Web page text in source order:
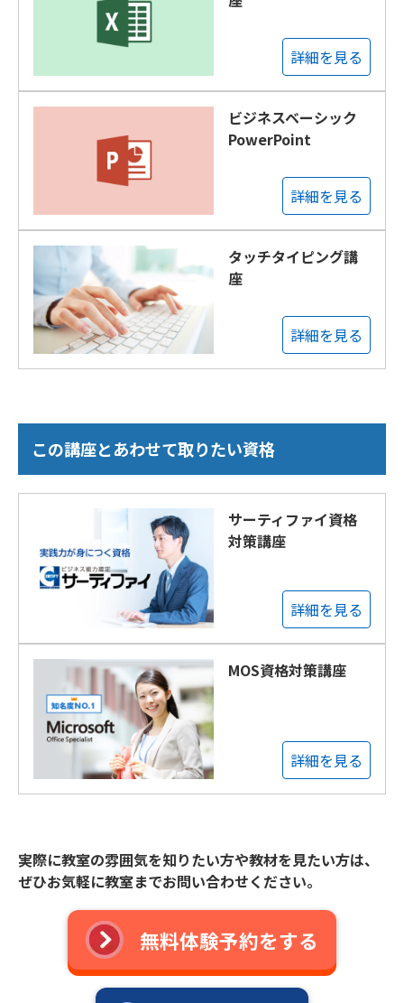
詳細を見る
ビジネスベーシック
PowerPoint
詳細を見る
タッチタイピング講
座
詳細を見る
この講座とあわせて取りたい資格
サーティファイ資格
対策講座
詳細を見る
MOS資格対策講座
詳細を見る
実際に教室の雰囲気を知りたい方や教材を見たい方は、
ぜひお気軽に教室までお問い合わせください。
無料体験予約をする